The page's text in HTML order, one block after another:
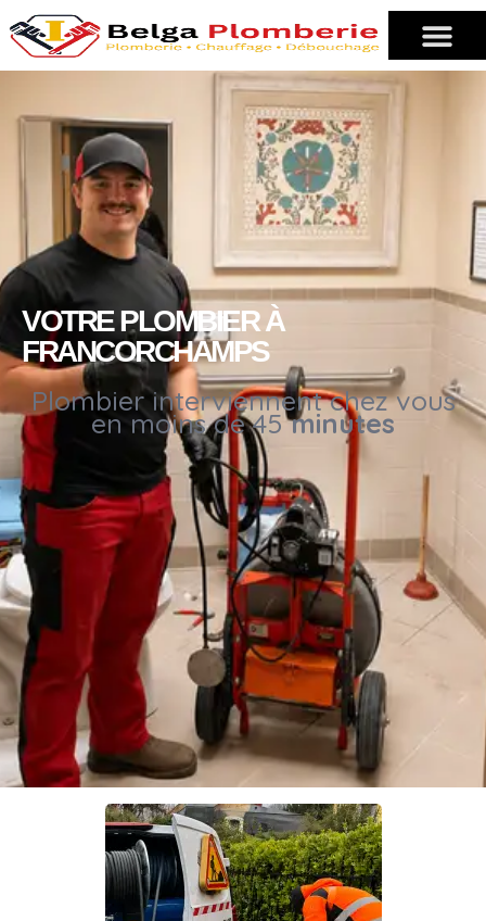
VOTRE PLOMBIER À
FRANCORCHAMPS
Plombier interviennent chez vous
en moins de 45minutes